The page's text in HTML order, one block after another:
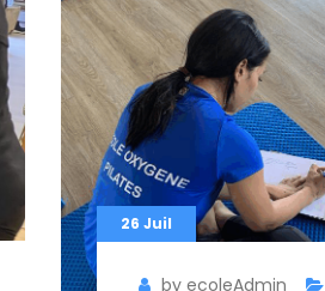
26 Juil
by ecoleAdmin